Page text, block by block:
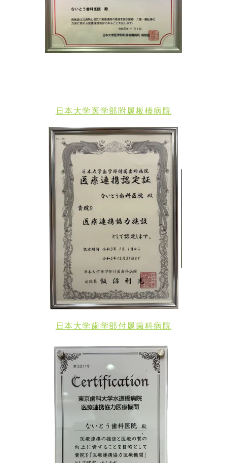
日本大学医学部附属板橋病院
日本大学歯学部付属歯科病院